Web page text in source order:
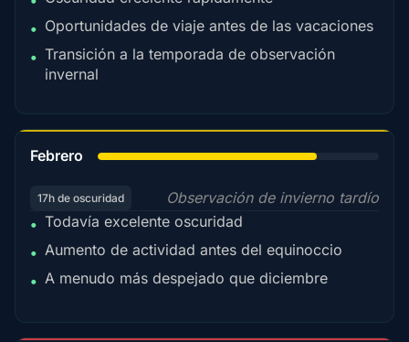
• Oportunidades de viaje antes de las vacaciones
• Transición a la temporada de observación
invernal
Febrero
17h de oscuridad
Observación de invierno tardío
• Todavía excelente oscuridad
• Aumento de actividad antes del equinoccio
• A menudo más despejado que diciembre